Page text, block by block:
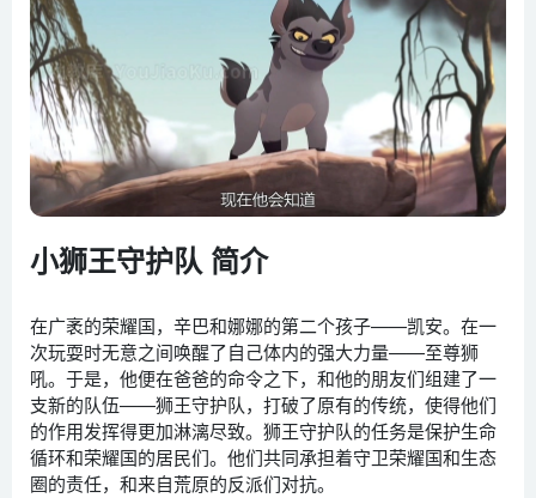
小狮王守护队 简介
在广袤的荣耀国，辛巴和娜娜的第二个孩子——凯安。在一
次玩耍时无意之间唤醒了自己体内的强大力量——至尊狮
吼。于是，他便在爸爸的命令之下，和他的朋友们组建了一
支新的队伍——狮王守护队，打破了原有的传统，使得他们
的作用发挥得更加淋漓尽致。狮王守护队的任务是保护生命
循环和荣耀国的居民们。他们共同承担着守卫荣耀国和生态
圈的责任，和来自荒原的反派们对抗。